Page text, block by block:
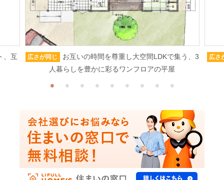
、互 広さが同じ
お互いの時間を尊重し大空間LDKで集う、3
人暮らしを豊かに彩るワンフロアの平屋
広さ